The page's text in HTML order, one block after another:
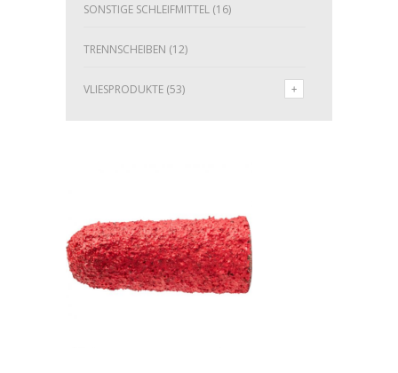
SONSTIGE SCHLEIFMITTEL (16)
TRENNSCHEIBEN (12)
VLIESPRODUKTE (53)